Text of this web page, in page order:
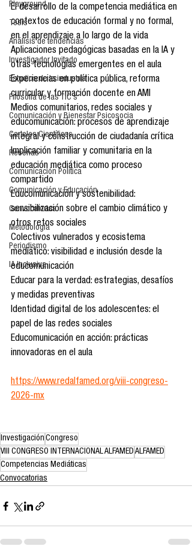
Playground
Tesis
Análisis de tendencias
Investigador Invitado
Estudios de la industria
Filosofía de las TIC´s
Comunicación y Bienestar Psicosocia
Carteles Científicos
Reseñas
Comunicación Política
Comunicación y Educación
Convocatorias
Metodología
Periodismo
IA Inclusiva
El desarrollo de la competencia mediática en
contextos de educación formal y no formal,
en el aprendizaje a lo largo de la vida
Aplicaciones pedagógicas basadas en la IA y
otras tecnologías emergentes en el aula
Experiencias en política pública, reforma
curricular y formación docente en AMI
Medios comunitarios, redes sociales y
educomunicación: procesos de aprendizaje
integral y construcción de ciudadanía crítica
Implicación familiar y comunitaria en la
educación mediática como proceso
compartido
Educomunicación y sostenibilidad:
sensibilización sobre el cambio climático y
otros retos sociales
Colectivos vulnerados y ecosistema
mediático: visibilidad e inclusión desde la
educomunicación
Educar para la verdad: estrategias, desafíos
y medidas preventivas
Identidad digital de los adolescentes: el
papel de las redes sociales
Educomunicación en acción: prácticas
innovadoras en el aula
https://www.redalfamed.org/viii-congreso-
2026-mx
Investigación Congreso
VIII CONGRESO INTERNACIONAL ALFAMED ALFAMED
Competencias Mediáticas
Convocatorias